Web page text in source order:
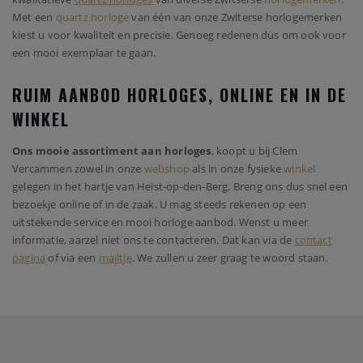
Met een quartz horlogevan één van onze Zwiterse horlogemerken
kiest u voor kwaliteit en precisie. Genoeg redenen dus om ook voor
een mooi exemplaar te gaan.
RUIM AANBOD HORLOGES, ONLINE EN IN DE
WINKEL
Ons mooie assortiment aan horloges, koopt u bij Clem
Vercammen zowel in onze webshop als in onze fysiekewinkel
gelegen in het hartje van Heist-op-den-Berg. Breng ons dus snel een
bezoekje online of in de zaak. U mag steeds rekenen op een
uitstekende service en mooi horloge aanbod. Wenst u meer
informatie, aarzel niet ons te contacteren. Dat kan via de contact
pagina of via een mailtje. We zullen u zeer graag te woord staan.